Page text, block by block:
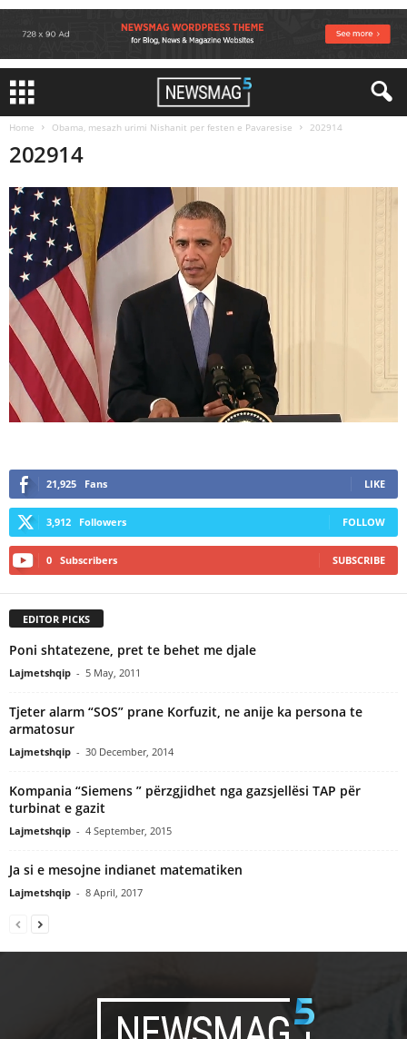
Home Obama, mesazh urimi Nishanit per festen e Pavaresise 202914
202914
21,925 Fans LIKE
3,912 Followers FOLLOW
0 Subscribers SUBSCRIBE
EDITOR PICKS
Poni shtatezene, pret te behet me djale
Lajmetshqip - 5 May, 2011
Tjeter alarm “SOS” prane Korfuzit, ne anije ka persona te
armatosur
Lajmetshqip - 30 December, 2014
Kompania “Siemens ” përzgjidhet nga gazsjellësi TAP për
turbinat e gazit
Lajmetshqip - 4 September, 2015
Ja si e mesojne indianet matematiken
Lajmetshqip - 8 April, 2017